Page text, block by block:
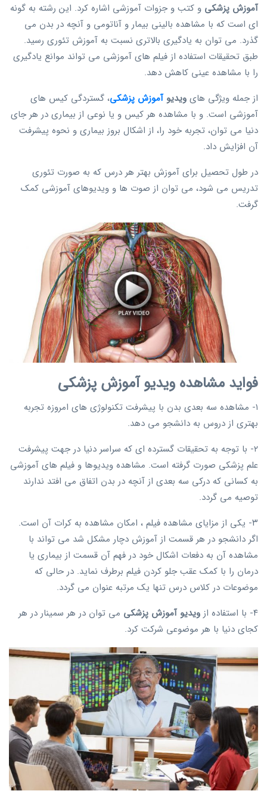
آموزش پزشکی و کتب و جزوات آموزشی اشاره کرد. این رشته به گونه
ای است که با مشاهده بالینی بیمار و آناتومی و آنچه در بدن می
گذرد. می توان به یادگیری بالاتری نسبت به آموزش تئوری رسید.
طبق تحقیقات استفاده از فیلم های آموزشی می تواند موانع یادگیری
را با مشاهده عینی کاهش دهد.
از جمله ویژگی های ویدیوآموزش پزشکی، گستردگی کیس های
آموزشی است. و با مشاهده هر کیس و یا نوعی از بیماری در هر جای
دنیا می توان، تجربه خود را، از اشکال بروز بیماری و نحوه پیشرفت
آن افزایش داد.
در طول تحصیل برای آموزش بهتر هر درس که به صورت تئوری
تدریس می شود، می توان از صوت ها و ویدیوهای آموزشی کمک
گرفت.
فواید مشاهده ویدیو آموزش پزشکی
۱- مشاهده سه بعدی بدن با پیشرفت تکنولوژی های امروزه تجربه
بهتری از دروس به دانشجو می دهد.
۲- با توجه به تحقیقات گسترده ای که سراسر دنیا در جهت پیشرفت
علم پزشکی صورت گرفته است. مشاهده ویدیوها و فیلم های آموزشی
به کسانی که درکی سه بعدی از آنچه در بدن اتفاق می افتد ندارند
توصیه می گردد.
۳- یکی از مزایای مشاهده فیلم ، امکان مشاهده به کرات آن است.
اگر دانشجو در هر قسمت از آموزش دچار مشکل شد می تواند با
مشاهده آن به دفعات اشکال خود در فهم آن قسمت از بیماری یا
درمان را با کمک عقب جلو کردن فیلم برطرف نماید. در حالی که
موضوعات در کلاس درس تنها یک مرتبه عنوان می گردد.
۴- با استفاده از
ویدیو آموزش پزشکی می توان در هر سمینار در هر
کجای دنیا با هر موضوعی شرکت کرد.